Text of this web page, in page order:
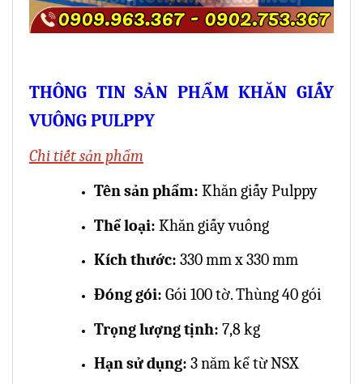
THÔNG TIN SẢN PHẨM KHĂN GIẤY
VUÔNG PULPPY
Chi tiết sản phẩm
Tên sản phẩm: Khăn giấy Pulppy
Thể loại: Khăn giấy vuông
Kích thước: 330 mm x 330 mm
Đóng gói: Gói 100 tờ. Thùng 40 gói
Trọng lượng tịnh: 7,8 kg
Hạn sử dụng: 3 năm kể từ NSX